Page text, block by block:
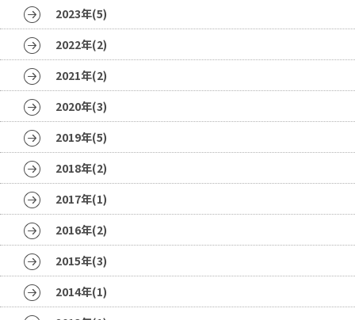
2023年(5)
2022年(2)
2021年(2)
2020年(3)
2019年(5)
2018年(2)
2017年(1)
2016年(2)
2015年(3)
2014年(1)